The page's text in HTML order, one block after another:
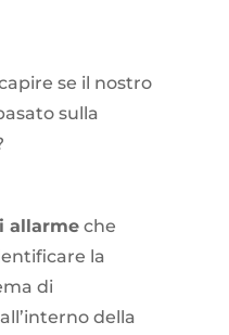
se il nostro
sulla
allarmeche
la
di
della